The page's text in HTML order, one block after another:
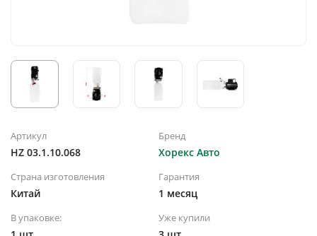
Артикул
HZ 03.1.10.068
Бренд
Хорекс Авто
Страна изготовления
Китай
Гарантия
1 месяц
В упаковке: Уже купили